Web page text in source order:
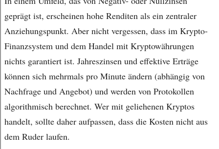
geprägt ist, erscheinen hohe Renditen als ein zentraler
Anziehungspunkt. Aber nicht vergessen, dass im Krypto-
Finanzsystem und dem Handel mit Kryptowährungen
nichts garantiert ist. Jahreszinsen und effektive Erträge
können sich mehrmals pro Minute ändern (abhängig von
Nachfrage und Angebot) und werden von Protokollen
algorithmisch berechnet. Wer mit geliehenen Kryptos
handelt, sollte daher aufpassen, dass die Kosten nicht aus
dem Ruder laufen.